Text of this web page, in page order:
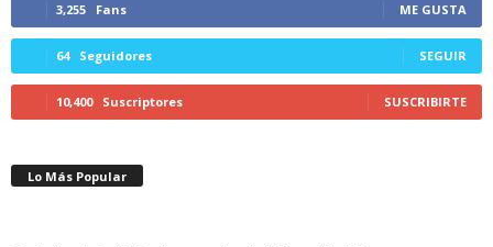
3,255 Fans ME GUSTA
64 Seguidores SEGUIR
10,400 Suscriptores SUSCRIBIRTE
Lo Más Popular